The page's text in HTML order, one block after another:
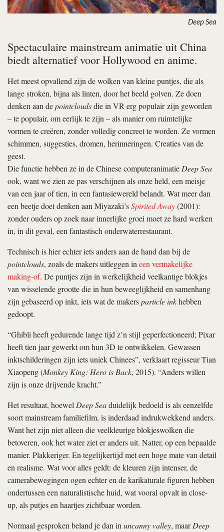
Deep Sea
Spectaculaire mainstream animatie uit China
biedt alternatief voor Hollywood en anime.
Het meest opvallend zijn de wolken van kleine puntjes, die als
lange stroken, bijna als linten, door het beeld golven. Ze doen
denken aan depointcloudsdie in VR erg populair zijn geworden
– te populair, om eerlijk te zijn – als manier om ruimtelijke
vormen te creëren, zonder volledig concreet te worden. Ze vormen
schimmen, suggesties, dromen, herinneringen. Creaties van de
geest.
Die functie hebben ze in de Chinese computeranimatieDeep Sea
ook, want we zien ze pas verschijnen als onze held, een meisje
van een jaar of tien, in een fantasiewereld belandt. Wat meer dan
een beetje doet denken aan Miyazaki’sSpirited Away(2001):
zonder ouders op zoek naar innerlijke groei moet ze hard werken
in, in dit geval, een fantastisch onderwaterrestaurant.
Technisch is hier echter iets anders aan de hand dan bij de
pointclouds, zoals de makers uitleggen ineen vermakelijke
making-of. De puntjes zijn in werkelijkheid veelkantige blokjes
van wisselende grootte die in hun beweeglijkheid en samenhang
zijn gebaseerd op inkt, iets wat de makersparticle inkhebben
gedoopt.
“Ghibli heeft gedurende lange tijd z’n stijl geperfectioneerd; Pixar
heeft tien jaar gewerkt om hun 3D te ontwikkelen. Gewassen
inktschilderingen zijn iets uniek Chinees”, verklaart regisseur Tian
Xiaopeng (Monkey King: Hero is Back, 2015). “Anders willen
zijn is onze drijvende kracht.”
Het resultaat, hoewelDeep Seaduidelijk bedoeld is als eenzelfde
soort mainstream familiefilm, is inderdaad indrukwekkend anders.
Want het zijn niet alleen die veelkleurige blokjeswolken die
betoveren, ook het water ziet er anders uit. Natter, op een bepaalde
manier. Plakkeriger. En tegelijkertijd met een hoge mate van detail
en realisme. Wat voor alles geldt: de kleuren zijn intenser, de
camerabewegingen ogen echter en de karikaturale figuren hebben
ondertussen een naturalistische huid, wat vooral opvalt in close-
up, als putjes en haartjes zichtbaar worden.
Normaal gesproken beland je dan inuncanny valley, maarDeep